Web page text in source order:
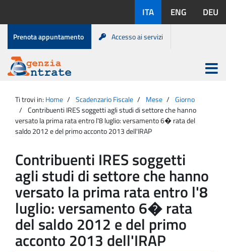
contenuto
disponibili:
ITA ENG DEU
Menu
di
servizio
Prenota appuntamento Accesso ai servizi
Agenzia
Entrate
Apri
menu
principale
Ti trovi in: Home Scadenzario Fiscale Mese
Giorno
Contribuenti IRES soggetti agli studi di settore che hanno
versato la prima rata entro l'8 luglio: versamento 6� rata del
saldo 2012 e del primo acconto 2013 dell'IRAP
Contribuenti IRES soggetti
agli studi di settore che hanno
versato la prima rata entro l'8
luglio: versamento 6� rata
del saldo 2012 e del primo
acconto 2013 dell'IRAP